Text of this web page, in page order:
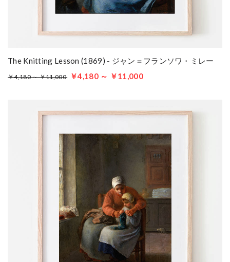
The Knitting Lesson (1869) - ジャン＝フランソワ・ミレー
￥4,180 ～ ￥11,000 ￥4,180 ～ ￥11,000